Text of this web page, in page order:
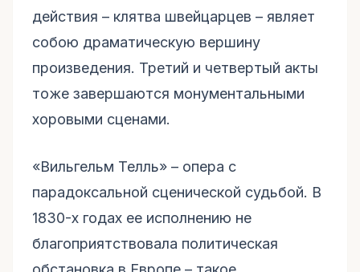
действия – клятва швейцарцев – являет
собою драматическую вершину
произведения. Третий и четвертый акты
тоже завершаются монументальными
хоровыми сценами.
«Вильгельм Телль» – опера с
парадоксальной сценической судьбой. В
1830-х годах ее исполнению не
благоприятствовала политическая